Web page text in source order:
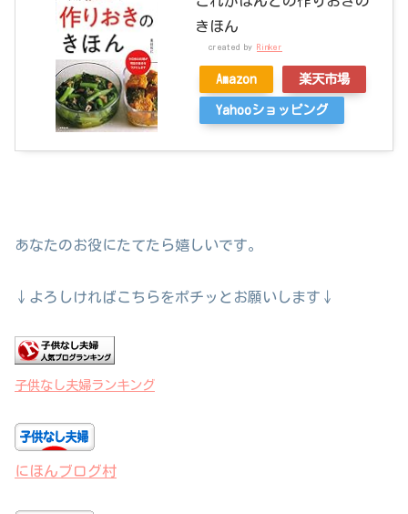
きほん
created by Rinker
Amazon 楽天市場
Yahooショッピング
あなたのお役にたてたら嬉しいです。
↓よろしければこちらをポチッとお願いします↓
子供なし夫婦ランキング
にほんブログ村